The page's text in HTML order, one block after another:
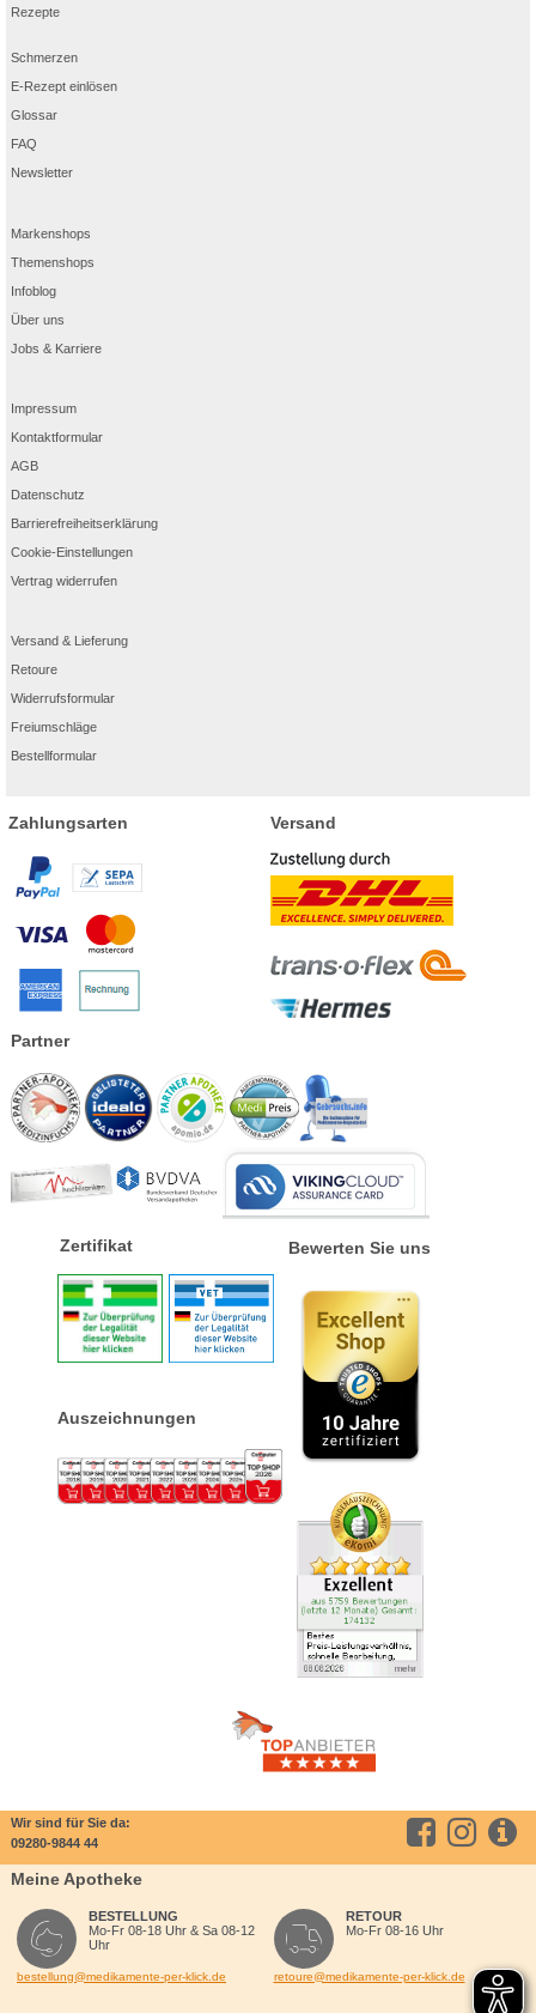
Rezepte
Schmerzen
E-Rezept einlösen
Glossar
FAQ
Newsletter
Markenshops
Themenshops
Infoblog
Über uns
Jobs & Karriere
Impressum
Kontaktformular
AGB
Datenschutz
Barrierefreiheitserklärung
Cookie-Einstellungen
Vertrag widerrufen
Versand & Lieferung
Retoure
Widerrufsformular
Freiumschläge
Bestellformular
Zahlungsarten Versand
Partner
Zertifikat
Auszeichnungen
Bewerten Sie uns
Wir sind für Sie da:
09280-9844 44
Meine Apotheke
BESTELLUNG
Mo-Fr 08-18 Uhr & Sa 08-12
Uhr
bestellung@medikamente-per-klick.de
RETOUR
Mo-Fr 08-16 Uhr
retoure@medikamente-per-klick.de